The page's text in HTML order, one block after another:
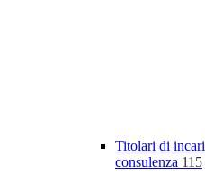
Titolari di
consulenza 115